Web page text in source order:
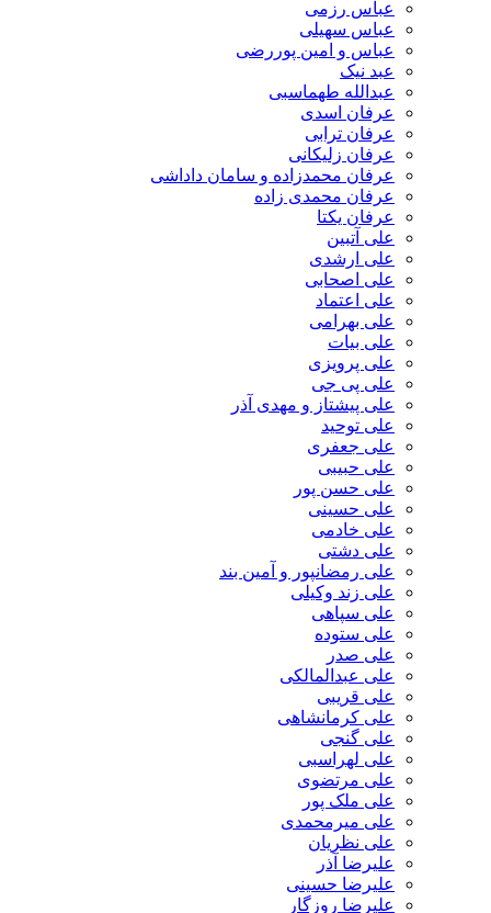
عباس رزمی
عباس سهیلی
عباس و امین پوررضی
عبد نیک
عبدالله طهماسبی‎
عرفان اسدی
عرفان ترابی
عرفان زلیکانی
عرفان محمدزاده و سامان داداشی
عرفان محمدی زاده
عرفان یکتا
علی آتبین
علی ارشدی
علی اصحابی
علی اعتماد
علی بهرامی
علی بیات
علی پرویزی
علی پی جی
علی پیشتاز و مهدی آذر
علی توحید
علی جعفری
علی حبیبی
علی حسن پور
علی حسینی
علی خادمی
علی دشتی
علی رمضانپور و آمین بند
علی زند وکیلی
علی سپاهی
علی ستوده
علی صدر
علی عبدالمالکی
علی قریبی
علی کرمانشاهی
علی گنجی
علی لهراسبی
علی مرتضوی
علی ملک پور
علی میرمحمدی
علی نظریان
علیرضا آذر
علیرضا حسینی
علیرضا روزگار